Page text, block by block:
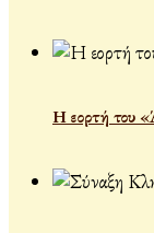
Η εορτή του